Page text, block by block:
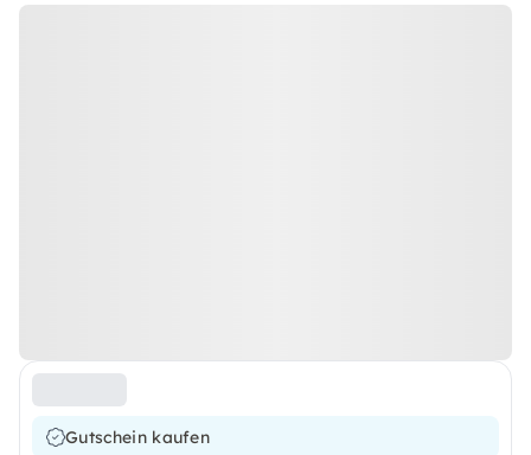
Gutschein kaufen